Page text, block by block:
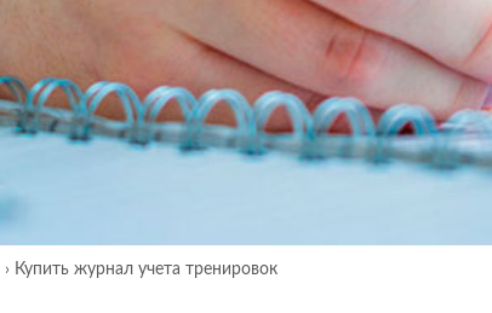
› Купить журнал учета тренировок